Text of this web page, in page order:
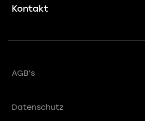
Kontakt
AGB’s
Datenschutz